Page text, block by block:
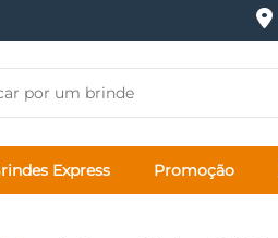
Express Promoção